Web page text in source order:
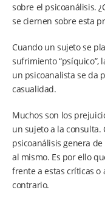
sobre el psicoanálisis.
se ciernen sobre esta
Cuando un sujeto se
sufrimiento “psíquico”,
un psicoanalista se da
casualidad.
Muchos son los
un sujeto a la consulta.
psicoanálisis genera
al mismo. Es por ello
frente a estas críticas o
contrario.